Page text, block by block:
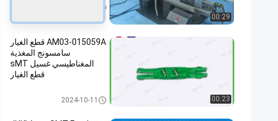
00:29
00:23
AM03-015059A قطع الغيار
سامسونج المغذية
المغناطيسي غسيل sMT
قطع الغيار
2024-10-11